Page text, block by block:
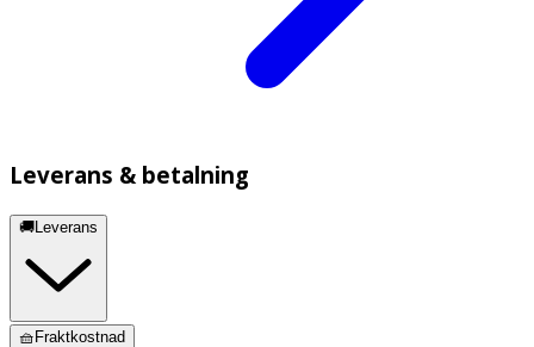
Leverans & betalning
🚚Leverans
🧺Fraktkostnad